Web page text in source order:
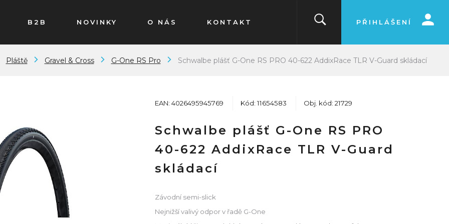
B2B NOVINKY O NÁS KONTAKT PŘIHLÁŠENÍ
Pláště Gravel & Cross G-One RS Pro Schwalbe plášť G-One RS PRO 40-622 AddixRace TLR V-Guard skládací
EAN: 4026495945769 Kód: 11654583 Obj. kód: 21729
Schwalbe plášť G-One RS PRO
40-622 AddixRace TLR V-Guard
skládací
Závodní semi-slick
Nejnižší valivý odpor v řadě G-One